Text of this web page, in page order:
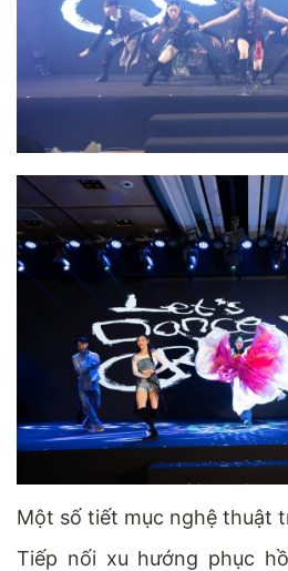
Một số tiết mục nghệ thuật
Tiếp nối xu hướng phục